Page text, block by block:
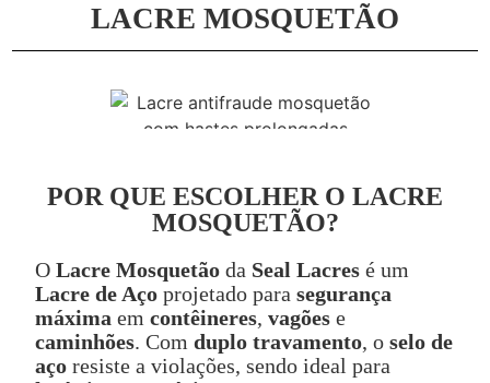
LACRE MOSQUETÃO
POR QUE ESCOLHER O LACRE
MOSQUETÃO?
O Lacre Mosquetão da Seal Lacres é um
Lacre de Aço projetado para segurança
máxima em contêineres, vagões e
caminhões. Com duplo travamento, o selo de
aço resiste a violações, sendo ideal para